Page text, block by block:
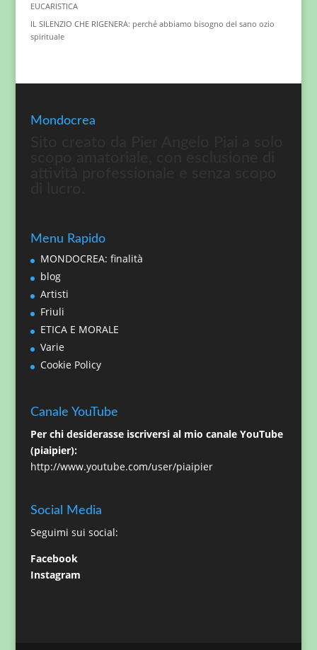
EUCARISTICA
IL SILENZIO CHE RIGENERA: perché abbiamo bisogno del sano ozio
spirituale
Mondocrea
Menu Rapido
MONDOCREA: finalità
blog
Artisti
Friuli
ETICA E MORALE
Varie
Cookie Policy
Canale YouTube
Per chi desiderasse iscriversi al mio canale YouTube
(piaipier):
http://www.youtube.com/user/piaipier
Social Media
Seguimi sui social:
Facebook
Instagram